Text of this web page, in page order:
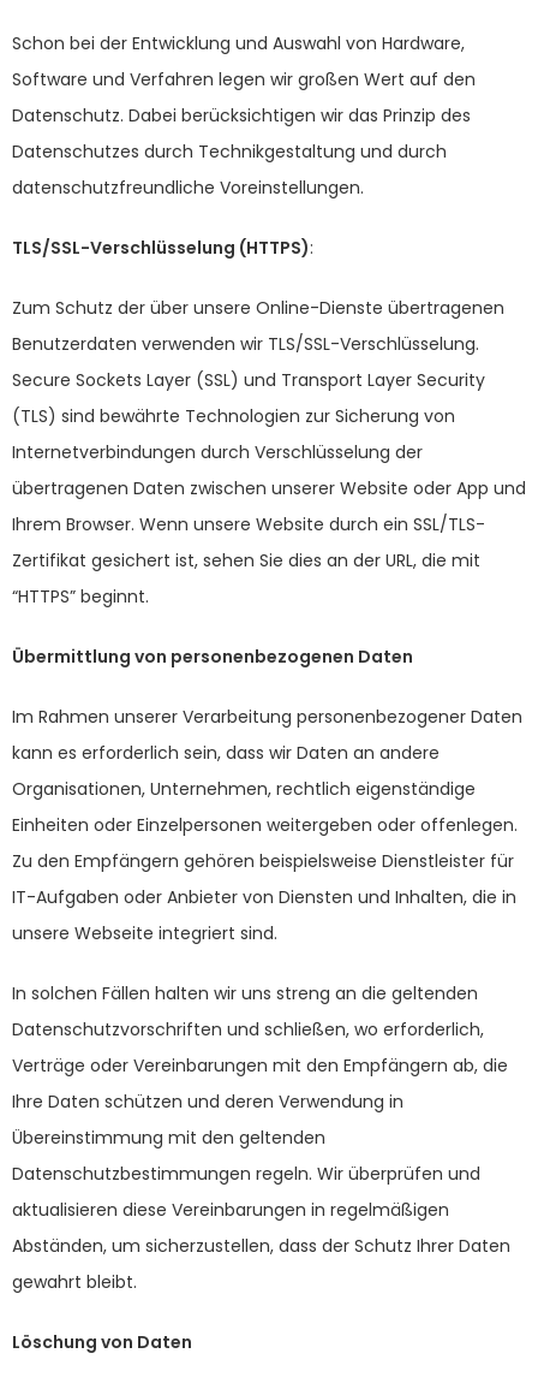
Schon bei der Entwicklung und Auswahl von Hardware,
Software und Verfahren legen wir großen Wert auf den
Datenschutz. Dabei berücksichtigen wir das Prinzip des
Datenschutzes durch Technikgestaltung und durch
datenschutzfreundliche Voreinstellungen.
TLS/SSL-Verschlüsselung (HTTPS):
Zum Schutz der über unsere Online-Dienste übertragenen
Benutzerdaten verwenden wir TLS/SSL-Verschlüsselung.
Secure Sockets Layer (SSL) und Transport Layer Security
(TLS) sind bewährte Technologien zur Sicherung von
Internetverbindungen durch Verschlüsselung der
übertragenen Daten zwischen unserer Website oder App und
Ihrem Browser. Wenn unsere Website durch ein SSL/TLS-
Zertifikat gesichert ist, sehen Sie dies an der URL, die mit
“HTTPS” beginnt.
Übermittlung von personenbezogenen Daten
Im Rahmen unserer Verarbeitung personenbezogener Daten
kann es erforderlich sein, dass wir Daten an andere
Organisationen, Unternehmen, rechtlich eigenständige
Einheiten oder Einzelpersonen weitergeben oder offenlegen.
Zu den Empfängern gehören beispielsweise Dienstleister für
IT-Aufgaben oder Anbieter von Diensten und Inhalten, die in
unsere Webseite integriert sind.
In solchen Fällen halten wir uns streng an die geltenden
Datenschutzvorschriften und schließen, wo erforderlich,
Verträge oder Vereinbarungen mit den Empfängern ab, die
Ihre Daten schützen und deren Verwendung in
Übereinstimmung mit den geltenden
Datenschutzbestimmungen regeln. Wir überprüfen und
aktualisieren diese Vereinbarungen in regelmäßigen
Abständen, um sicherzustellen, dass der Schutz Ihrer Daten
gewahrt bleibt.
Löschung von Daten